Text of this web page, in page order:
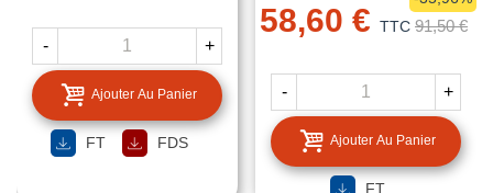
- +
Ajouter Au Panier
FT FDS
58,60 € TTC 91,50 €
- +
Ajouter Au Panier
FT